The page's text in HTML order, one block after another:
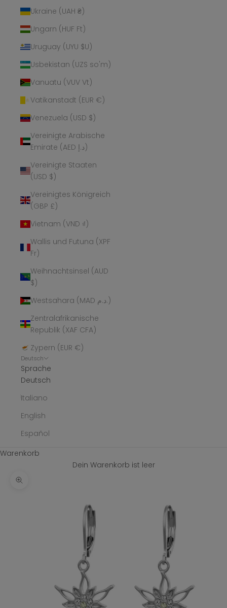
Ukraine (UAH ₴)
Ungarn (HUF Ft)
Uruguay (UYU $U)
Usbekistan (UZS so'm)
Vanuatu (VUV Vt)
Vatikanstadt (EUR €)
Venezuela (USD $)
Vereinigte Arabische
Emirate (AED د.إ)
Vereinigte Staaten
(USD $)
Vereinigtes Königreich
(GBP £)
Vietnam (VND ₫)
Wallis und Futuna (XPF
Fr)
Weihnachtsinsel (AUD
$)
Westsahara (MAD د.م.)
Zentralafrikanische
Republik (XAF CFA)
Zypern (EUR €)
Deutsch
Sprache
Deutsch
Italiano
English
Español
Warenkorb
Dein Warenkorb ist leer
Bild vergrößern